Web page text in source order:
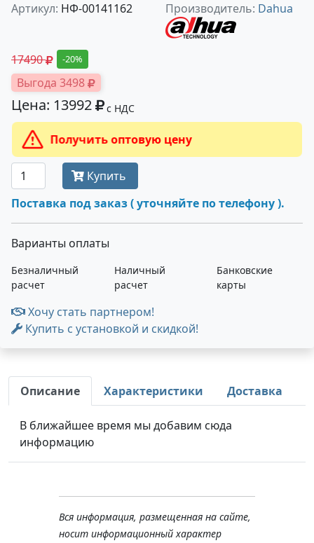
Артикул: НФ-00141162 Производитель: Dahua
17490 -20%
Выгода 3498
Цена: 13992 с НДС
Получить оптовую цену
Купить
Поставка под заказ ( уточняйте по телефону ).
Варианты оплаты
Безналичный
расчет
Наличный
расчет
Банковские
карты
Хочу стать партнером!
Купить с установкой и скидкой!
Описание Характеристики Доставка
В ближайшее время мы добавим сюда
информацию
Вся информация, размещенная на сайте,
носит информационный характер